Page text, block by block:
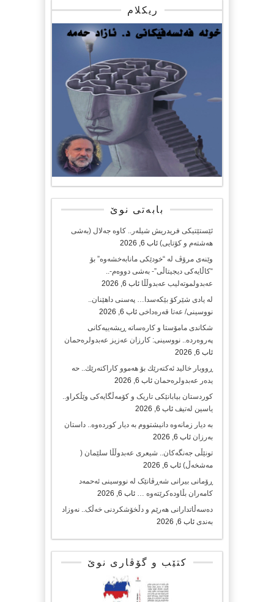
ریکلام
بابەتی نوێ
ئێستێتیکی فریدریش شیلەر.. کاوە جەلال (بەشی
هەشتەم و کۆتایی) ئاب 6, 2026
وێنەی مرۆڤ لە “خودێکی مانابەخشەوە” بۆ
“کاڵایەکی دیجیتاڵی”- بەشی دووەم-..
عەبدولموتەلیب عەبدوڵڵا ئاب 6, 2026
لە یادی شێرکۆ بێکەسدا… پەسنی داهێنان..
نووسینی/ عەتا قەرەداخی ئاب 6, 2026
شکاندی مامۆستا و کارەساتە ڕیشەییەکانی
پەروەردە.. نووسینی: کارزان عەزیز عەبدولرەحمان
ئاب 6, 2026
ڕووبار خالید ئەكتەرێك بۆ هەموو كاراكتەرێك.. حه
یدەر عەبدولرەحمان ئاب 6, 2026
کوردستان بیابانێکی تاریک و کۆمەڵگایەکی وێڵکراو..
یاسین لەتیف ئاب 6, 2026
بە دیار زمانەوە دانیشتووم بە دیار کوردەوە.. داستان
بەرزان ئاب 6, 2026
تونێڵی جەنگەکان.. شیعری عەبدوڵڵا سلێمان (
مەشخەڵ) ئاب 6, 2026
ڕۆمانی بیرانی شەڕڤانێک لە نووسینی ئەحمەد
کامەران بڵاودەکرێتەوە … ئاب 6, 2026
دەسەڵاتدارانی هەرێم و دڵخۆشکردنی خەڵک.. نەوزاد
بەندی ئاب 6, 2026
کتێب و گۆڤاری نوێ